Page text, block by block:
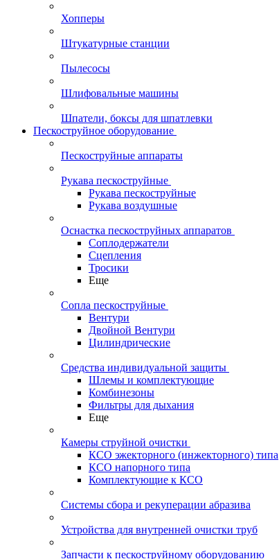
Хопперы
Штукатурные станции
Пылесосы
Шлифовальные машины
Шпатели, боксы для шпатлевки
Пескоструйное оборудование
Пескоструйные аппараты
Рукава пескоструйные
Рукава пескоструйные
Рукава воздушные
Оснастка пескоструйных аппаратов
Соплодержатели
Сцепления
Тросики
Еще
Сопла пескоструйные
Вентури
Двойной Вентури
Цилиндрические
Средства индивидуальной защиты
Шлемы и комплектующие
Комбинезоны
Фильтры для дыхания
Еще
Камеры струйной очистки
КСО эжекторного (инжекторного) типа
КСО напорного типа
Комплектующие к КСО
Системы сбора и рекуперации абразива
Устройства для внутренней очистки труб
Запчасти к пескоструйному оборудованию